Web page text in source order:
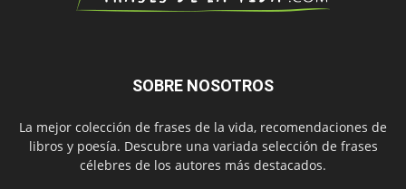
SOBRE NOSOTROS
La mejor colección de frases de la vida, recomendaciones de
libros y poesía. Descubre una variada selección de frases
célebres de los autores más destacados.